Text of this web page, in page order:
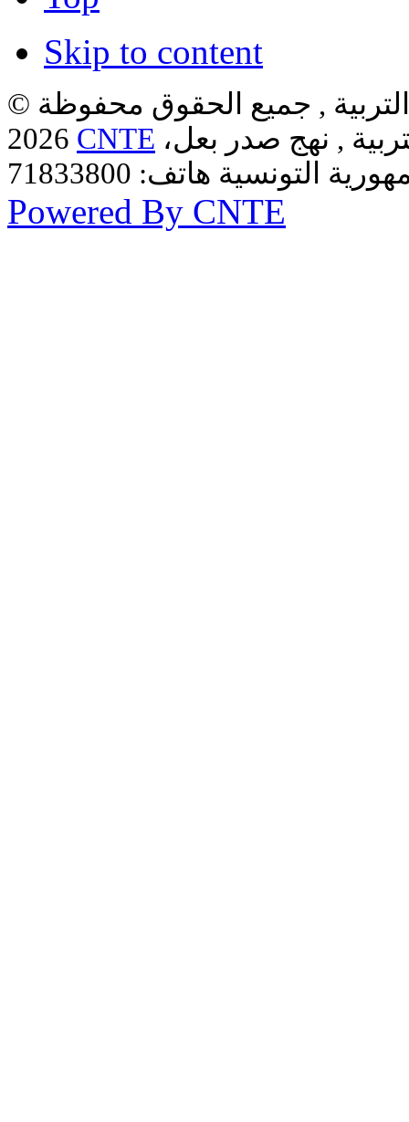
Skip to content
, جميع الحقوق محفوظة ©
CNTE , نهج صدر بعل،
Powered By CNTE